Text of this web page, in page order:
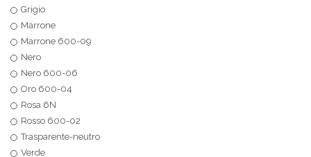
Grigio
Marrone
Marrone 600-09
Nero
Nero 600-06
Oro 600-04
Rosa 6N
Rosso 600-02
Trasparente-neutro
Verde